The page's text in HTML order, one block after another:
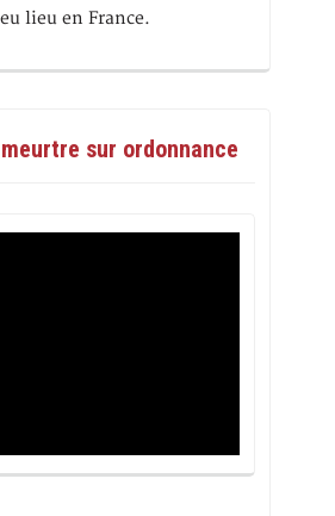
lieu en France.
sur ordonnance